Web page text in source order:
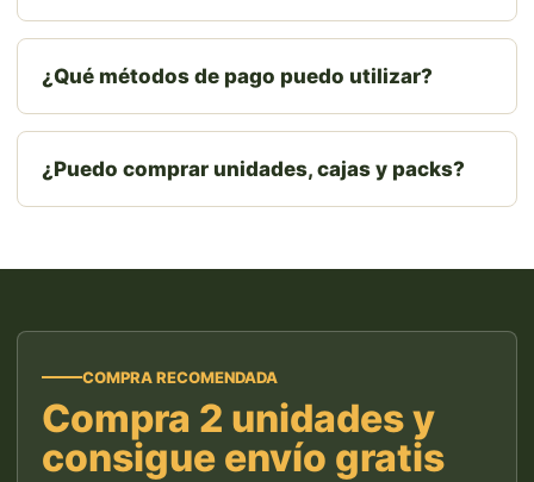
¿Qué métodos de pago puedo utilizar?
¿Puedo comprar unidades, cajas y packs?
COMPRA RECOMENDADA
Compra 2 unidades y
consigue envío gratis